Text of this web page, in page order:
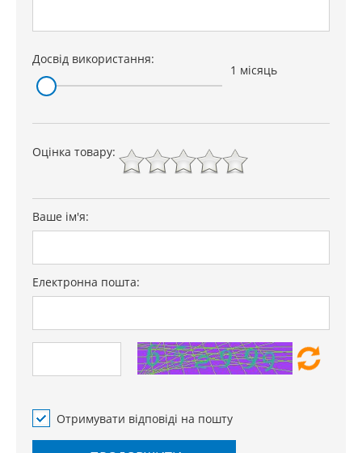
Досвід використання:
1 місяць
Оцінка товару:
Ваше ім'я:
Електронна пошта:
Отримувати відповіді на пошту